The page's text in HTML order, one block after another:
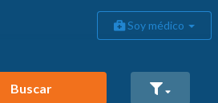
Soy médico
Buscar